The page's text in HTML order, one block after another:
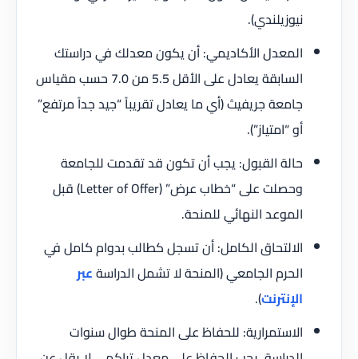
نيوزيلندي).
المعدل الأكاديمي: أن يكون معدلك في دراستك
السابقة يعادل على الأقل 5.5 من 7.0 حسب مقياس
جامعة جريفيث (أي ما يعادل تقريباً “جيد جداً مرتفع”
أو “امتياز”).
حالة القبول: يجب أن تكون قد تقدمت للجامعة
وحصلت على “خطاب عرض” (Letter of Offer) قبل
الموعد النهائي للمنحة.
الالتحاق الكامل: أن تسجل كطالب بدوام كامل في
الحرم الجامعي (المنحة لا تشمل الدراسةعبر
الإنترنت).
الاستمرارية: للحفاظ على المنحة طوال سنوات